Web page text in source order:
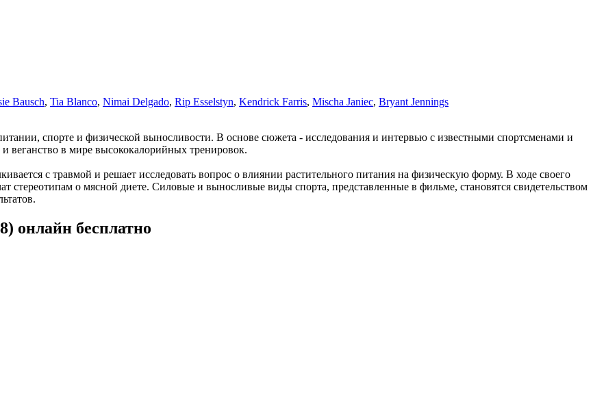
Bausch, Tia Blanco, Nimai Delgado, Rip Esselstyn, Kendrick Farris, Mischa Janiec, Bryant Jennings
спорте и физической выносливости. В основе сюжета - исследования и интервью с известными спортсменами и
веганство в мире высококалорийных тренировок.
с травмой и решает исследовать вопрос о влиянии растительного питания на физическую форму. В ходе своего
стереотипам о мясной диете. Силовые и выносливые виды спорта, представленные в фильме, становятся свидетельством
онлайн бесплатно